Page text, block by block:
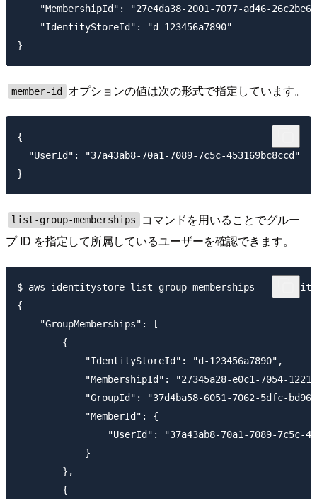
"MembershipId": "27e4da38-2001-7077-ad46-
    "IdentityStoreId": "d-123456a7890"
member-id オプションの値は次の形式で指定しています。
{
  "UserId": "37a43ab8-70a1-7089-7c5c-453169bc8ccd"
list-group-memberships
コマンドを用いることでグルー
プ ID を指定して所属しているユーザーを確認できます。
$ aws identitystore list-group-memberships --identity-
{
    "GroupMemberships": [
        {
            "IdentityStoreId": "d-123456a7890",
"MembershipId": "27345a28-e0c1-7054-
"GroupId": "37d4ba58-6051-7062-5dfc-
            "MemberId": {
"UserId": "37a43ab8-70a1-7089-7c5c-
            }
        },
        {